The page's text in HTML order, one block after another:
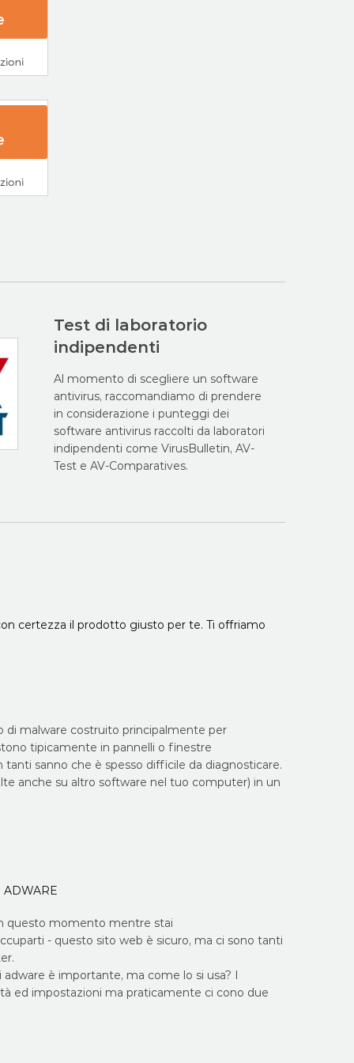
Test di laboratorio
indipendenti
Al momento di scegliere un software
antivirus, raccomandiamo di prendere
in considerazione i punteggi dei
software antivirus raccolti da laboratori
indipendenti come VirusBulletin, AV-
Test e AV-Comparatives.
certezza il prodotto giusto per te. Ti offriamo
di malware costruito principalmente per
tipicamente in pannelli o finestre
sanno che è spesso difficile da diagnosticare.
anche su altro software nel tuo computer) in un
ADWARE
questo momento mentre stai
- questo sito web è sicuro, ma ci sono tanti
è importante, ma come lo si usa? I
ed impostazioni ma praticamente ci cono due